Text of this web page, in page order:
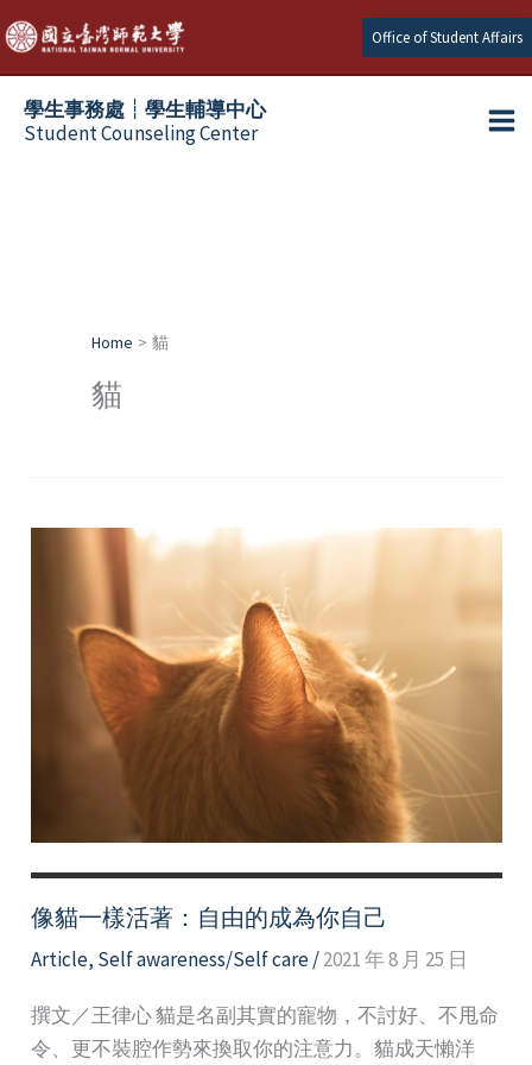
Skip
to
content
Office of Student Affairs
學生事務處┆學生輔導中心
Student Counseling Center
Home 貓
貓
像貓一樣活著：自由的成為你自己
Article, Self awareness/Self care/2021 年 8 月 25 日
撰文／王律心 貓是名副其實的寵物，不討好、不甩命
令、更不裝腔作勢來換取你的注意力。貓成天懶洋